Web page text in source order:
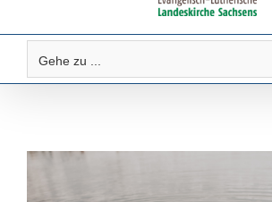
Gehe zu ...